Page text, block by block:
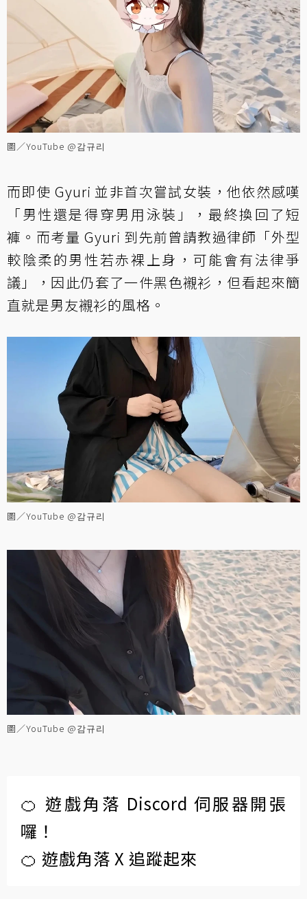
圖／YouTube @감규리
而即使 Gyuri 並非首次嘗試女裝，他依然感嘆
「男性還是得穿男用泳裝」，最終換回了短
褲。而考量 Gyuri 到先前曾請教過律師「外型
較陰柔的男性若赤裸上身，可能會有法律爭
議」，因此仍套了一件黑色襯衫，但看起來簡
直就是男友襯衫的風格。
圖／YouTube @감규리
圖／YouTube @감규리
🍊 遊戲角落 Discord 伺服器開張
囉！
🍊 遊戲角落 X 追蹤起來